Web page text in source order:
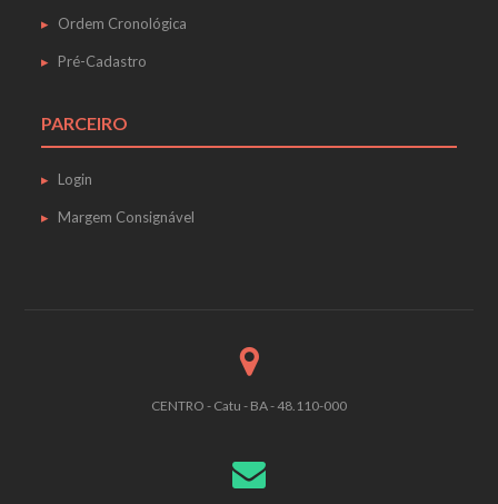
Ordem Cronológica
Pré-Cadastro
PARCEIRO
Login
Margem Consignável
CENTRO - Catu - BA - 48.110-000